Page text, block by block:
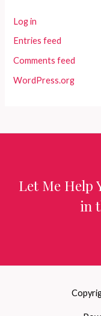
Log in
Entries feed
Comments feed
WordPress.org
Let Me Help
in